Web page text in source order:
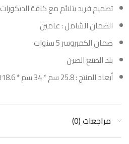
تصميم فريد يتلائم مع كافة الديكورات
الضمان الشامل : عامين
ضمان الكمبروسر 5 سنوات
بلد الصنع الصين
أبعاد المنتج : 25.8 سم * 34 سم * 118.6 سم
مراجعات (0)